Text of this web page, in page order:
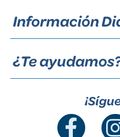
Información
¿Te